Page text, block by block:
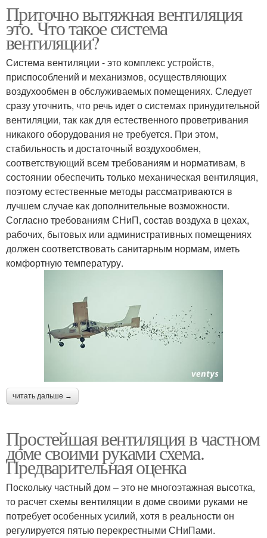
Приточно вытяжная вентиляция
это. Что такое система
вентиляции?
Система вентиляции - это комплекс устройств,
приспособлений и механизмов, осуществляющих
воздухообмен в обслуживаемых помещениях. Следует
сразу уточнить, что речь идет о системах принудительной
вентиляции, так как для естественного проветривания
никакого оборудования не требуется. При этом,
стабильность и достаточный воздухообмен,
соответствующий всем требованиям и нормативам, в
состоянии обеспечить только механическая вентиляция,
поэтому естественные методы рассматриваются в
лучшем случае как дополнительные возможности.
Согласно требованиям СНиП, состав воздуха в цехах,
рабочих, бытовых или административных помещениях
должен соответствовать санитарным нормам, иметь
комфортную температуру.
читать дальше →
Простейшая вентиляция в частном
доме своими руками схема.
Предварительная оценка
Поскольку частный дом – это не многоэтажная высотка,
то расчет схемы вентиляции в доме своими руками не
потребует особенных усилий, хотя в реальности он
регулируется пятью перекрестными СНиПами.